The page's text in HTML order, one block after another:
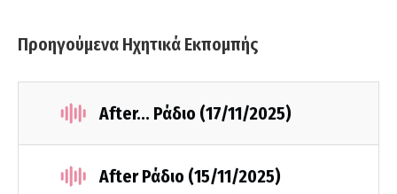
Προηγούμενα Ηχητικά Εκπομπής
After... Ράδιο (17/11/2025)
After Ράδιο (15/11/2025)